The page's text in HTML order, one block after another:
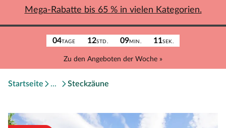
04TAGE 12STD. 09MIN. 11SEK.
Zu den Angeboten der Woche »
Mega-Rabatte bis 65 % in vielen Kategorien.
Startseite Steckzäune